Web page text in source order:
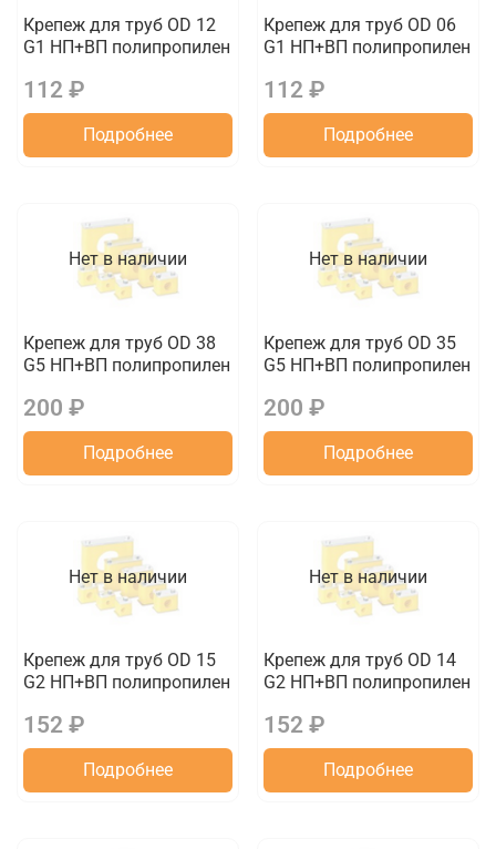
Крепеж для труб OD 12
G1 НП+ВП полипропилен
112 ₽
Подробнее
Крепеж для труб OD 06
G1 НП+ВП полипропилен
112 ₽
Подробнее
Нет в наличии
Крепеж для труб OD 38
G5 НП+ВП полипропилен
200 ₽
Подробнее
Нет в наличии
Крепеж для труб OD 35
G5 НП+ВП полипропилен
200 ₽
Подробнее
Нет в наличии
Крепеж для труб OD 15
G2 НП+ВП полипропилен
152 ₽
Подробнее
Нет в наличии
Крепеж для труб OD 14
G2 НП+ВП полипропилен
152 ₽
Подробнее